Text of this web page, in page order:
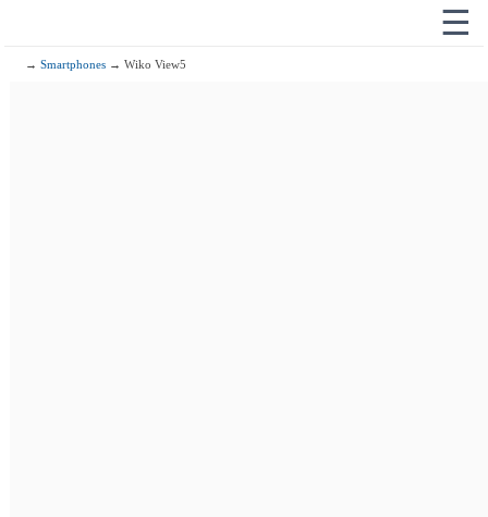
☰
→Smartphones → Wiko View5